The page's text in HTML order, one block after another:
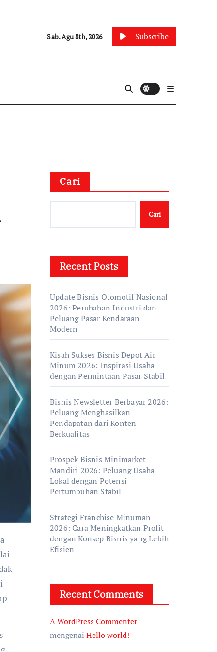
Sab. Agu 8th, 2026 Subscribe
Cari
Cari
Recent Posts
Update Bisnis Otomotif Nasional
2026: Perubahan Industri dan
Peluang Pasar Kendaraan
Modern
Kisah Sukses Bisnis Depot Air
Minum 2026: Inspirasi Usaha
dengan Permintaan Pasar Stabil
Bisnis Newsletter Berbayar 2026:
Peluang Menghasilkan
Pendapatan dari Konten
Berkualitas
Prospek Bisnis Minimarket
Mandiri 2026: Peluang Usaha
Lokal dengan Potensi
Pertumbuhan Stabil
Strategi Franchise Minuman
2026: Cara Meningkatkan Profit
dengan Konsep Bisnis yang Lebih
Efisien
Recent Comments
A WordPress Commenter
mengenai Hello world!